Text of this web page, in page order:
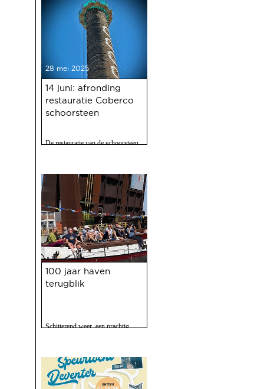
28 mei 2025
14 juni: afronding
restauratie Coberco
schoorsteen
De restauratie van de schoorsteen
21 mei 2025
100 jaar haven
terugblik
Schitterend weer, een prachtig
op 10 mei jl. van 100 jaar Haven
was een ongekend succes.